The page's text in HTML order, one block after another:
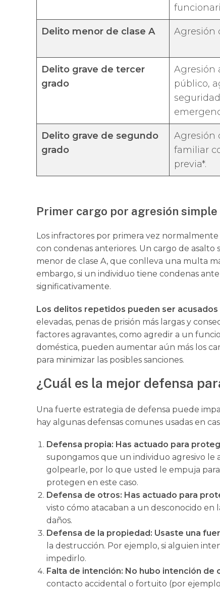
Delito menor de clase A Agresión
Delito grave de tercer
grado
Agresión
público,
Delito grave de segundo
grado
Agresión
familiar
previa*.
Primer cargo por agresión
Los infractores por primera vez
con condenas anteriores. Un cargo de
menor de clase A, que conlleva una multa
embargo, si un individuo tiene condenas
significativamente.
Los delitos repetidos pueden ser
elevadas, penas de prisión más largas y
factores agravantes, como agredir a un
doméstica, pueden aumentar aún más los
para minimizar las posibles sanciones.
¿Cuál es la mejor defensa
Una fuerte estrategia de defensa puede
hay algunas defensas comunes usadas en
Defensa propia: Has actuado para
supongamos que un individuo agresivo le
golpearle, por lo que usted le empuja para
protegen en este caso.
Defensa de otros: Has actuado para
visto cómo atacaban a un desconocido
daños.
Defensa de la propiedad: Usaste una
la destrucción. Por ejemplo, si alguien
impedirlo.
Falta de intención: No hubo intención de
contacto accidental o fortuito (por